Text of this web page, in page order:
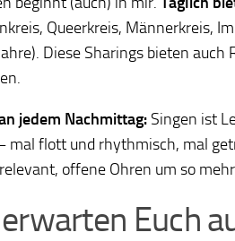
Queerkreis, Männerkreis,
Diese Sharings bieten
jedem Nachmittag: Singen ist
mal flott und rhythmisch, mal
offene Ohren um so
Euch